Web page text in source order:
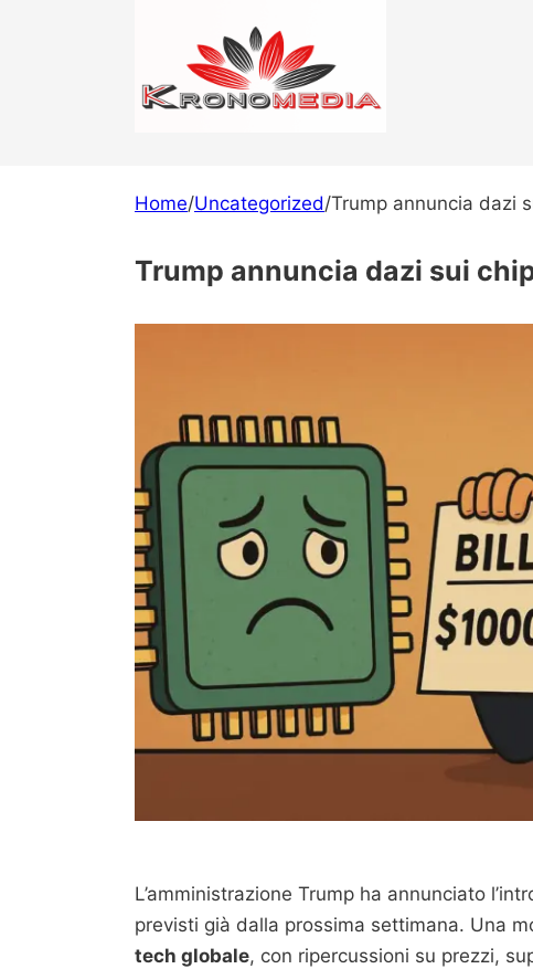
Home/Uncategorized/Trump annuncia dazi
Trump annuncia dazi sui
L’amministrazione Trump ha annunciato
previsti già dalla prossima settimana. Una
tech globale, con ripercussioni su prezzi,